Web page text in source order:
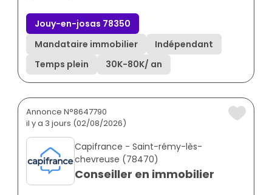
Jouy-en-josas 78350
Mandataire immobilier
Indépendant
Temps plein
30K-80K/ an
Annonce N°8647790
il y a 3 jours (02/08/2026)
Capifrance - Saint-rémy-lès-
chevreuse (78470)
Conseiller en immobilier